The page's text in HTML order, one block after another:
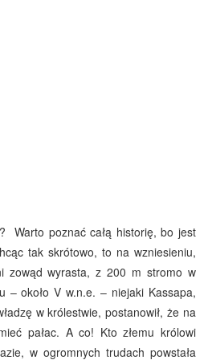
Warto poznać całą historię, bo jest
tak skrótowo, to na wzniesieniu,
zowąd wyrasta, z 200 m stromo w
– około V w.n.e. – niejaki Kassapa,
w królestwie, postanowił, że na
pałac. A co! Kto złemu królowi
w ogromnych trudach powstała